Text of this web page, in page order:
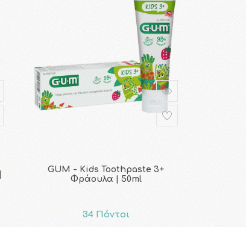
GUM - Kids Toothpaste 3+
Φράουλα | 50ml
34 Πόντοι